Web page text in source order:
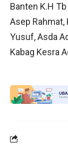
Banten K.H
Asep Rahmat,
Yusuf, Asda
Kabag Kesra